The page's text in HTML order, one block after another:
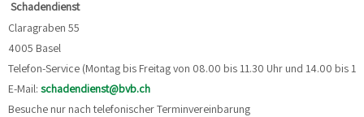
Schadendienst
Claragraben 55
4005 Basel
Telefon-Service (Montag bis Freitag von 08.00 bis 11.30 Uhr und 14.00 bis
E-Mail: schadendienst@bvb.ch
Besuche nur nach telefonischer Terminvereinbarung